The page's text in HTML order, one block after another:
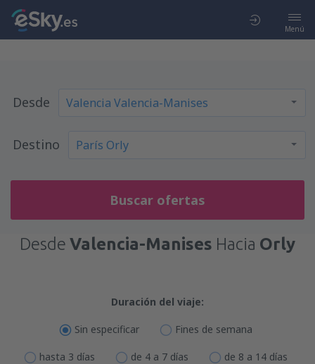
Menú
Desde
Destino
Buscar ofertas
Desde Valencia-Manises Hacia Orly
Duración del viaje:
Sin especificar Fines de semana
hasta 3 días de 4 a 7 días de 8 a 14 días